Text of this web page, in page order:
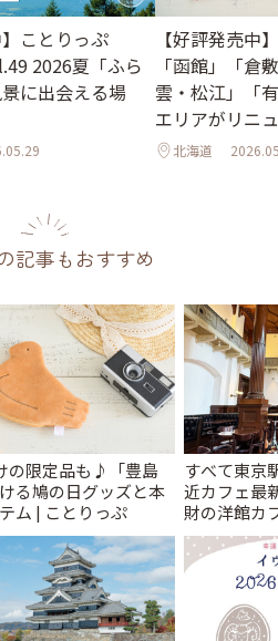
】ことりっぷ
2026夏「ふら
に出会える場
【好評発売中
「函館」「倉
雲・松江」「
エリアがリニ
♪北海道
記事もおすすめ
の限定品も♪「豊島
る鳩の日グッズと本
ム | ことりっぷ
すべて東京
近カフェ最
財の洋館カ
レトロ喫茶